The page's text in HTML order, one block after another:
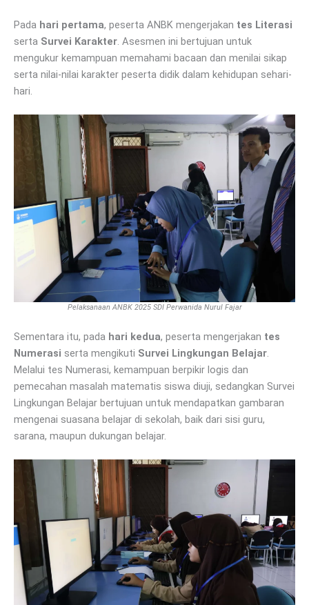
Pada hari pertama, peserta ANBK mengerjakan tes Literasi
serta Survei Karakter. Asesmen ini bertujuan untuk
mengukur kemampuan memahami bacaan dan menilai sikap
serta nilai-nilai karakter peserta didik dalam kehidupan sehari-
hari.
Pelaksanaan ANBK 2025 SDI Perwanida Nurul Fajar
Sementara itu, pada hari kedua, peserta mengerjakan tes
Numerasi serta mengikuti Survei Lingkungan Belajar.
Melalui tes Numerasi, kemampuan berpikir logis dan
pemecahan masalah matematis siswa diuji, sedangkan Survei
Lingkungan Belajar bertujuan untuk mendapatkan gambaran
mengenai suasana belajar di sekolah, baik dari sisi guru,
sarana, maupun dukungan belajar.